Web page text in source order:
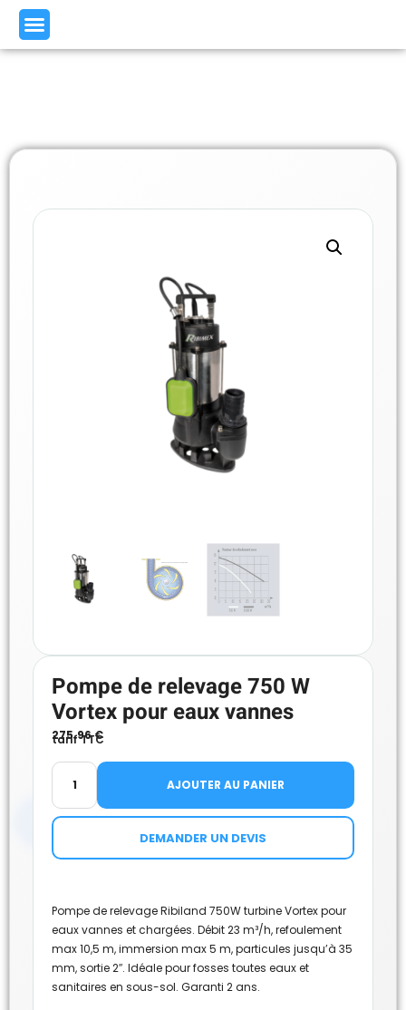
Pompe de relevage 750 W
Vortex pour eaux vannes
275.96€
tarif TTC
AJOUTER AU PANIER
DEMANDER UN DEVIS
Pompe de relevage Ribiland 750W turbine Vortex pour
eaux vannes et chargées. Débit 23 m³/h, refoulement
max 10,5 m, immersion max 5 m, particules jusqu’à 35
mm, sortie 2″. Idéale pour fosses toutes eaux et
sanitaires en sous-sol. Garanti 2 ans.